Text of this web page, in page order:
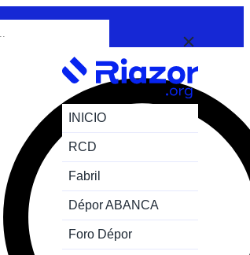
INICIO
RCD
Fabril
Dépor ABANCA
Foro Dépor